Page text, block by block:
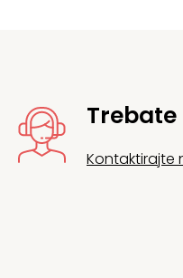
Kontaktirajte